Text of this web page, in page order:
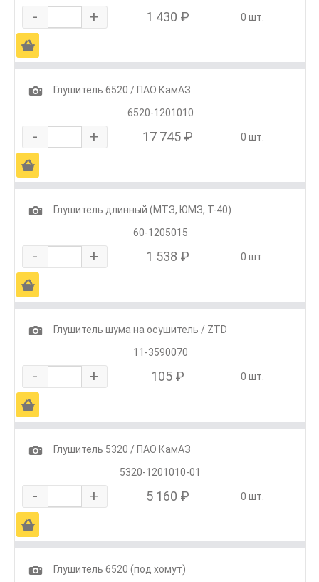
- + 1 430 ₽ 0 шт.
Ä
1
Глушитель 6520 / ПАО КамАЗ
6520-1201010
- + 17 745 ₽ 0 шт.
Ä
1
Глушитель длинный (МТЗ, ЮМЗ, Т-40)
60-1205015
- + 1 538 ₽ 0 шт.
Ä
1
Глушитель шума на осушитель / ZTD
11-3590070
- + 105 ₽ 0 шт.
Ä
1
Глушитель 5320 / ПАО КамАЗ
5320-1201010-01
- + 5 160 ₽ 0 шт.
Ä
1
Глушитель 6520 (под хомут)